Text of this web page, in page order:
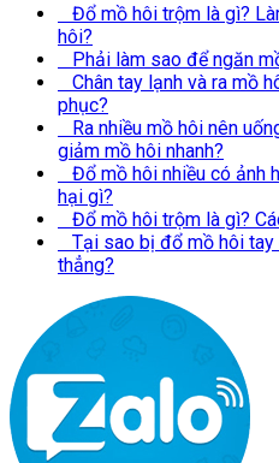
Đổ mồ hôi trộm là gì?
hôi?
Phải làm sao để ngăn
Chân tay lạnh và ra mồ
phục?
Ra nhiều mồ hôi nên
giảm mồ hôi nhanh?
Đổ mồ hôi nhiều có ảnh
hại gì?
Đổ mồ hôi trộm là gì?
Tại sao bị đổ mồ hôi tay
thẳng?